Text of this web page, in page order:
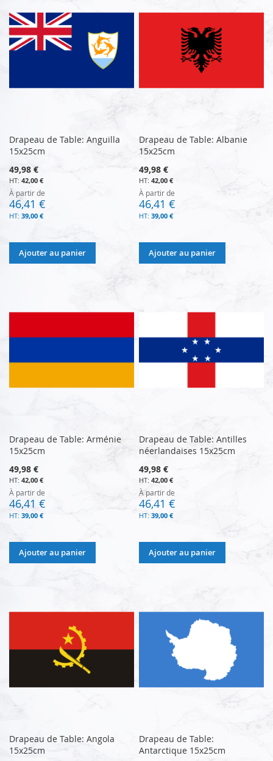
Drapeau de Table: Anguilla
15x25cm
49,98 €
42,00 €
À partir de
46,41 €
39,00 €
Ajouter au panier
Drapeau de Table: Albanie
15x25cm
49,98 €
42,00 €
À partir de
46,41 €
39,00 €
Ajouter au panier
Drapeau de Table: Arménie
15x25cm
49,98 €
42,00 €
À partir de
46,41 €
39,00 €
Ajouter au panier
Drapeau de Table: Antilles
néerlandaises 15x25cm
49,98 €
42,00 €
À partir de
46,41 €
39,00 €
Ajouter au panier
Drapeau de Table: Angola
15x25cm
Drapeau de Table:
Antarctique 15x25cm